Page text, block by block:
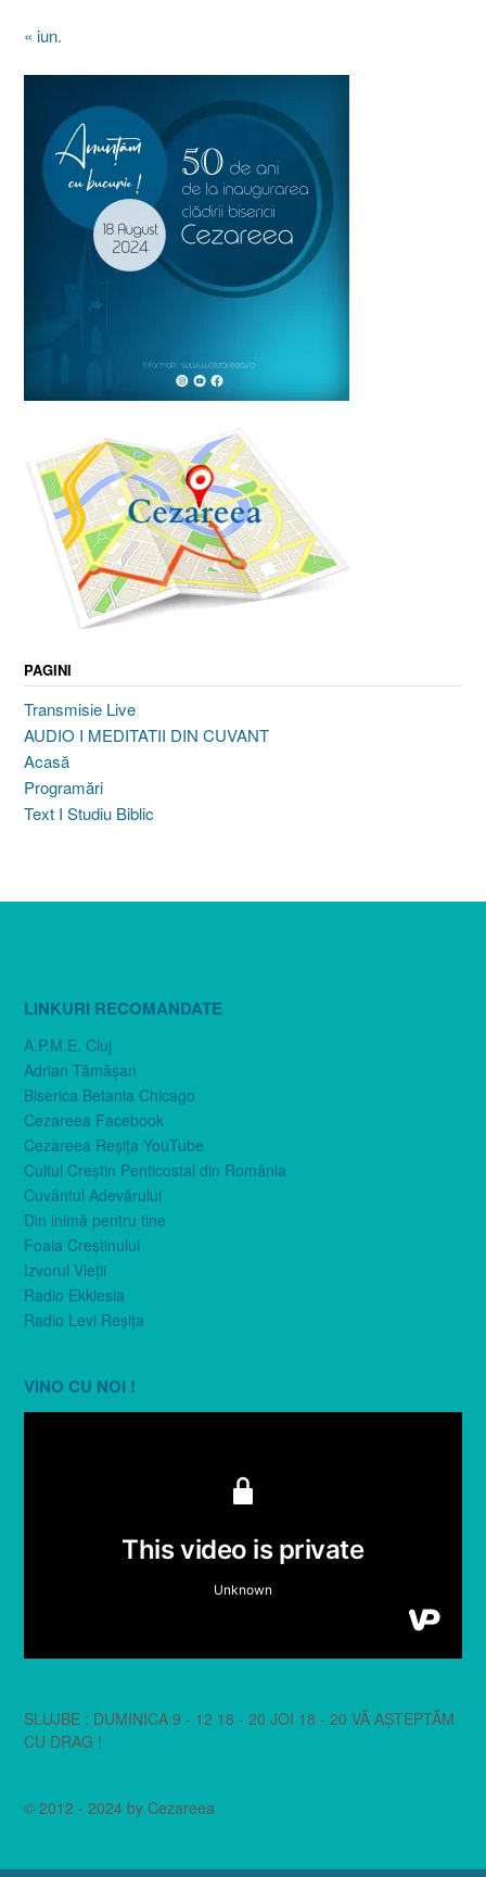
« iun.
PAGINI
Transmisie Live
AUDIO I MEDITATII DIN CUVANT
Acasă
Programări
Text I Studiu Biblic
LINKURI RECOMANDATE
A.P.M.E. Cluj
Adrian Tămăşan
Biserica Betania Chicago
Cezareea Facebook
Cezareea Reşiţa YouTube
Cultul Creştin Penticostal din România
Cuvântul Adevărului
Din inimă pentru tine
Foaia Creştinului
Izvorul Vieţii
Radio Ekklesia
Radio Levi Reşiţa
VINO CU NOI !
SLUJBE : DUMINICA 9 - 12 18 - 20 JOI 18 - 20 VĂ AȘTEPTĂM
CU DRAG !
© 2012 - 2024 by Cezareea